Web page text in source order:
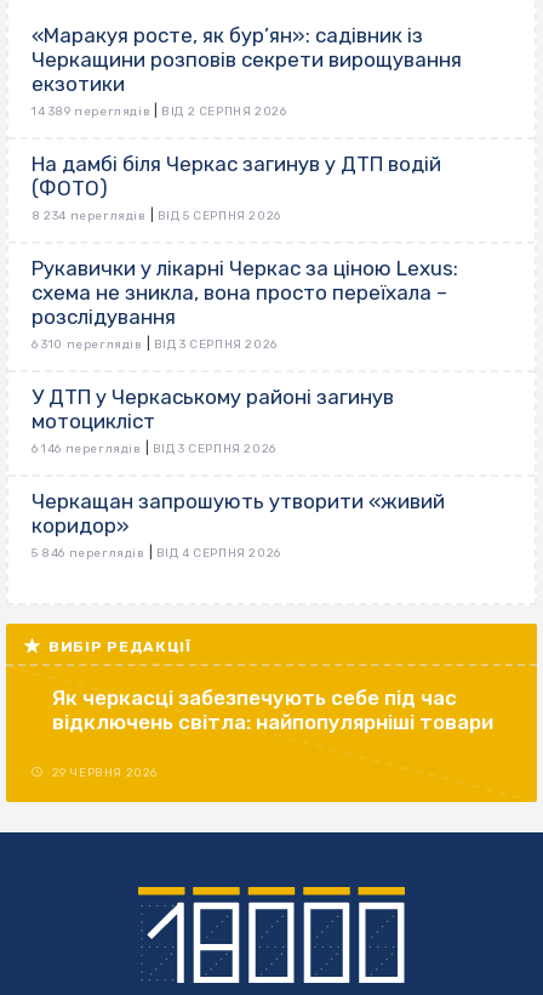
«Маракуя росте, як бур’ян»: садівник із
Черкащини розповів секрети вирощування
екзотики
14 389 переглядів ВІД 2 СЕРПНЯ 2026
На дамбі біля Черкас загинув у ДТП водій
(ФОТО)
8 234 переглядів ВІД 5 СЕРПНЯ 2026
Рукавички у лікарні Черкас за ціною Lexus:
схема не зникла, вона просто переїхала –
розслідування
6 310 переглядів ВІД 3 СЕРПНЯ 2026
У ДТП у Черкаському районі загинув
мотоцикліст
6 146 переглядів ВІД 3 СЕРПНЯ 2026
Черкащан запрошують утворити «живий
коридор»
5 846 переглядів ВІД 4 СЕРПНЯ 2026
ВИБІР РЕДАКЦІЇ
Як черкасці забезпечують себе під час
відключень світла: найпопулярніші товари
29 ЧЕРВНЯ 2026